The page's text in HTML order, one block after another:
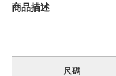
商品描述
尺碼